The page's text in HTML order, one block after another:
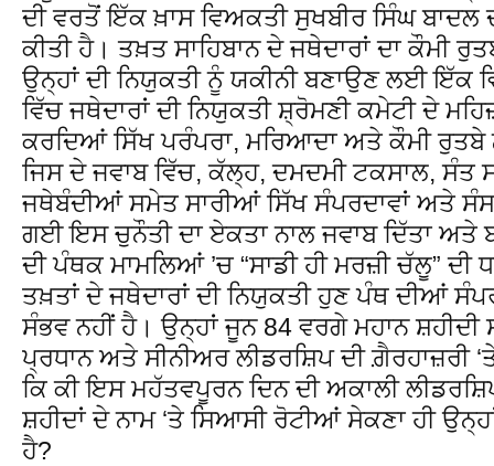
ਦੀ ਵਰਤੋਂ ਇੱਕ ਖ਼ਾਸ ਵਿਅਕਤੀ ਸੁਖਬੀਰ ਸਿੰਘ ਬਾਦਲ
ਕੀਤੀ ਹੈ। ਤਖ਼ਤ ਸਾਹਿਬਾਨ ਦੇ ਜਥੇਦਾਰਾਂ ਦਾ ਕੌਮੀ
ਉਨ੍ਹਾਂ ਦੀ ਨਿਯੁਕਤੀ ਨੂੰ ਯਕੀਨੀ ਬਣਾਉਣ ਲਈ ਇੱਕ
ਵਿੱਚ ਜਥੇਦਾਰਾਂ ਦੀ ਨਿਯੁਕਤੀ ਸ਼੍ਰੋਮਣੀ ਕਮੇਟੀ ਦੇ
ਕਰਦਿਆਂ ਸਿੱਖ ਪਰੰਪਰਾ, ਮਰਿਆਦਾ ਅਤੇ ਕੌਮੀ ਰੁਤਬੇ
ਜਿਸ ਦੇ ਜਵਾਬ ਵਿੱਚ, ਕੱਲ੍ਹ, ਦਮਦਮੀ ਟਕਸਾਲ, ਸੰਤ
ਜਥੇਬੰਦੀਆਂ ਸਮੇਤ ਸਾਰੀਆਂ ਸਿੱਖ ਸੰਪਰਦਾਵਾਂ ਅਤੇ
ਗਈ ਇਸ ਚੁਨੌਤੀ ਦਾ ਏਕਤਾ ਨਾਲ ਜਵਾਬ ਦਿੱਤਾ ਅਤੇ
ਦੀ ਪੰਥਕ ਮਾਮਲਿਆਂ ’ਚ “ਸਾਡੀ ਹੀ ਮਰਜ਼ੀ ਚੱਲੂ” ਦੀ
ਤਖ਼ਤਾਂ ਦੇ ਜਥੇਦਾਰਾਂ ਦੀ ਨਿਯੁਕਤੀ ਹੁਣ ਪੰਥ ਦੀਆਂ
ਸੰਭਵ ਨਹੀਂ ਹੈ। ਉਨ੍ਹਾਂ ਜੂਨ 84 ਵਰਗੇ ਮਹਾਨ ਸ਼ਹੀਦੀ
ਪ੍ਰਧਾਨ ਅਤੇ ਸੀਨੀਅਰ ਲੀਡਰਸ਼ਿਪ ਦੀ ਗ਼ੈਰਹਾਜ਼ਰੀ
ਕਿ ਕੀ ਇਸ ਮਹੱਤਵਪੂਰਨ ਦਿਨ ਦੀ ਅਕਾਲੀ
ਸ਼ਹੀਦਾਂ ਦੇ ਨਾਮ ‘ਤੇ ਸਿਆਸੀ ਰੋਟੀਆਂ ਸੇਕਣਾ ਹੀ
ਹੈ?